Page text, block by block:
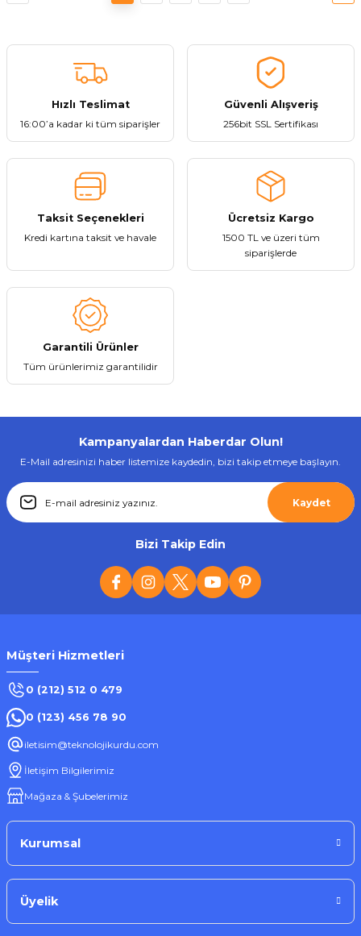
Hızlı Teslimat
16:00’a kadar ki tüm siparişler
Güvenli Alışveriş
256bit SSL Sertifikası
Taksit Seçenekleri
Kredi kartına taksit ve havale
Ücretsiz Kargo
1500 TL ve üzeri tüm
siparişlerde
Garantili Ürünler
Tüm ürünlerimiz garantilidir
Kampanyalardan Haberdar Olun!
E-Mail adresinizi haber listemize kaydedin, bizi takip etmeye başlayın.
Kaydet
Bizi Takip Edin
Müşteri Hizmetleri
0 (212) 512 0 479
0 (123) 456 78 90
iletisim@teknolojikurdu.com
İletişim Bilgilerimiz
Mağaza & Şubelerimiz
Kurumsal
Üyelik